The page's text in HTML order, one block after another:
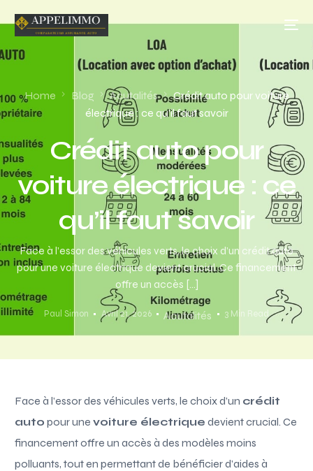
Home Blog Acutalités
Crédit auto pour voiture
électrique : ce qu’il faut savoir
Crédit auto pour
voiture électrique : ce
qu’il faut savoir
Face à l’essor des véhicules verts, le choix d’un crédit auto
pour une voiture électrique devient crucial. Ce financement
offre un accès […]
Paul Simon Avril 21, 2026 Acutalités 3 Min Read
Face à l’essor des véhicules verts, le choix d’un crédit
auto pour unevoiture électrique devient crucial. Ce
financement offre un accès à des modèles moins
polluants, tout en permettant de bénéficier d’aides à